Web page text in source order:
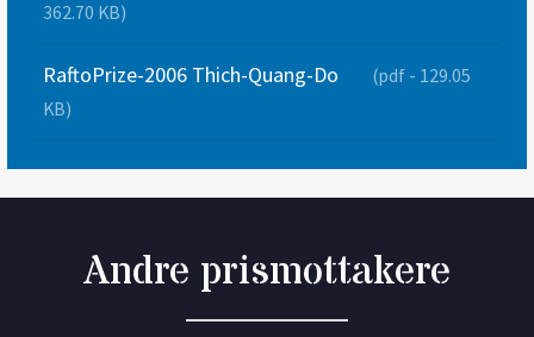
362.70 KB)
RaftoPrize-2006 Thich-Quang-Do
(pdf - 129.05
KB)
Andre prismottakere